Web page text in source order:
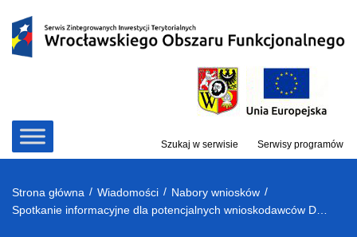
treści
Szukaj w serwisie Serwisy programów
Strona główna / Wiadomości / Nabory wniosków /